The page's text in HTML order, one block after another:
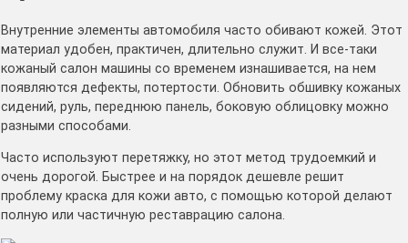
Внутренние элементы автомобиля часто обивают кожей. Этот
материал удобен, практичен, длительно служит. И все-таки
кожаный салон машины со временем изнашивается, на нем
появляются дефекты, потертости. Обновить обшивку кожаных
сидений, руль, переднюю панель, боковую облицовку можно
разными способами.
Часто используют перетяжку, но этот метод трудоемкий и
очень дорогой. Быстрее и на порядок дешевле решит
проблему краска для кожи авто, с помощью которой делают
полную или частичную реставрацию салона.